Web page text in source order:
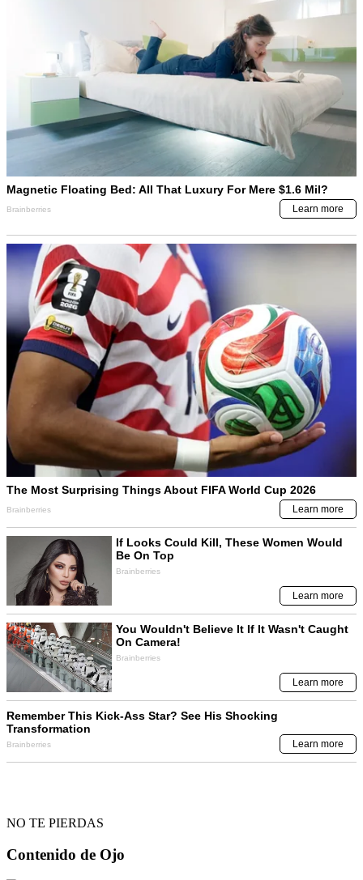
NO TE PIERDAS
Contenido de Ojo